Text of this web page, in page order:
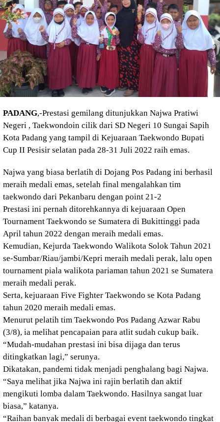
PADANG,-Prestasi gemilang ditunjukkan Najwa Pratiwi
Negeri , Taekwondoin cilik dari SD Negeri 10 Sungai Sapih
Kota Padang yang tampil di Kejuaraan Taekwondo Bupati
Cup II Pesisir selatan pada 28-31 Juli 2022 raih emas.
Najwa yang biasa berlatih di Dojang Pos Padang ini berhasil
meraih medali emas, setelah final mengalahkan tim
taekwondo dari Pekanbaru dengan point 21-2
Prestasi ini pernah ditorehkannya di kejuaraan Open
Tournament Taekwondo se Sumatera di Bukittinggi pada
April tahun 2022 dengan meraih medali emas.
Kemudian, Kejurda Taekwondo Walikota Solok Tahun 2021
se-Sumbar/Riau/jambi/Kepri meraih medali perak, lalu open
tournament piala walikota pariaman tahun 2021 se Sumatera
meraih medali perak.
Serta, kejuaraan Five Fighter Taekwondo se Kota Padang
tahun 2020 meraih medali emas.
Menurut pelatih tim Taekwondo Pos Padang Azwar Rabu
(3/8), ia melihat pencapaian para atlit sudah cukup baik.
“Mudah-mudahan prestasi ini bisa dijaga dan terus
ditingkatkan lagi,” serunya.
Dikatakan, pandemi tidak menjadi penghalang bagi Najwa.
“Saya melihat jika Najwa ini rajin berlatih dan aktif
mengikuti lomba dalam Taekwondo. Hasilnya sangat luar
biasa,” katanya.
“Raihan banyak medali di berbagai event taekwondo tingkat